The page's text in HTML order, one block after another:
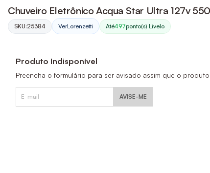
Chuveiro Eletrônico Acqua Star Ultra 127v
SKU:25384 VerLorenzetti Até497ponto(s) Livelo
Produto Indisponível
Preencha o formulário para ser avisado assim que o
AVISE-ME